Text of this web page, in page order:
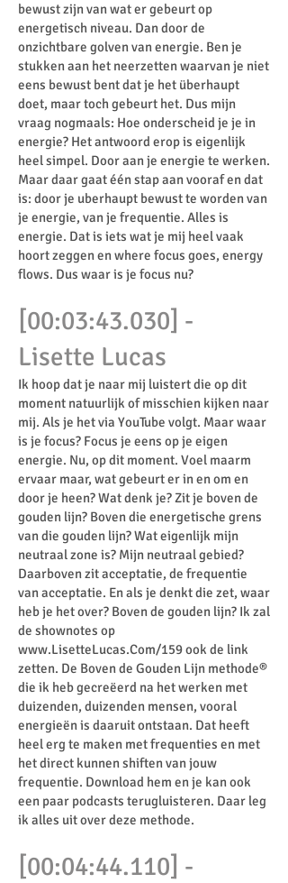
bewust zijn van wat er gebeurt op
energetisch niveau. Dan door de
onzichtbare golven van energie. Ben je
stukken aan het neerzetten waarvan je niet
eens bewust bent dat je het überhaupt
doet, maar toch gebeurt het. Dus mijn
vraag nogmaals: Hoe onderscheid je je in
energie? Het antwoord erop is eigenlijk
heel simpel. Door aan je energie te werken.
Maar daar gaat één stap aan vooraf en dat
is: door je uberhaupt bewust te worden van
je energie, van je frequentie. Alles is
energie. Dat is iets wat je mij heel vaak
hoort zeggen en where focus goes, energy
flows. Dus waar is je focus nu?
[00:03:43.030] -
Lisette Lucas
Ik hoop dat je naar mij luistert die op dit
moment natuurlijk of misschien kijken naar
mij. Als je het via YouTube volgt. Maar waar
is je focus? Focus je eens op je eigen
energie. Nu, op dit moment. Voel maarm
ervaar maar, wat gebeurt er in en om en
door je heen? Wat denk je? Zit je boven de
gouden lijn? Boven die energetische grens
van die gouden lijn? Wat eigenlijk mijn
neutraal zone is? Mijn neutraal gebied?
Daarboven zit acceptatie, de frequentie
van acceptatie. En als je denkt die zet, waar
heb je het over? Boven de gouden lijn? Ik zal
de shownotes op
www.LisetteLucas.Com/159ook de link
zetten. De Boven de Gouden Lijn methode®
die ik heb gecreëerd na het werken met
duizenden, duizenden mensen, vooral
energieën is daaruit ontstaan. Dat heeft
heel erg te maken met frequenties en met
het direct kunnen shiften van jouw
frequentie. Download hem en je kan ook
een paar podcasts terugluisteren. Daar leg
ik alles uit over deze methode.
[00:04:44.110] -